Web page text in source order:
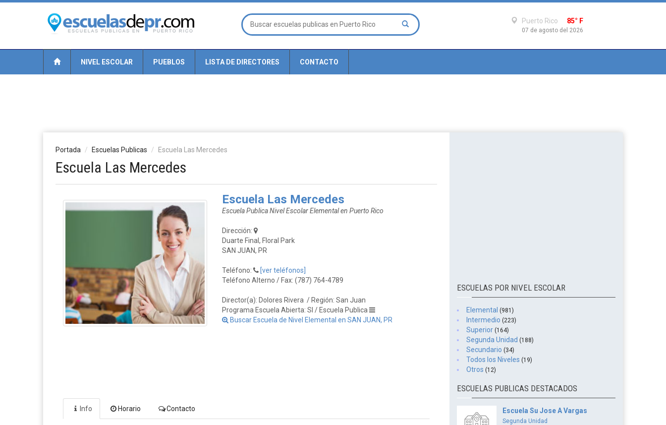
Puerto Rico 85° F
07 de agosto del 2026
NIVEL ESCOLAR PUEBLOS LISTA DE DIRECTORES CONTACTO
Portada Escuelas Publicas Escuela Las Mercedes
Escuela Las Mercedes
Escuela Las Mercedes
Escuela Publica Nivel Escolar Elemental en Puerto Rico
Dirección:
Duarte Final, Floral Park
SAN JUAN, PR
Teléfono:
[ver teléfonos]
Teléfono Alterno / Fax: (787) 764-4789
Director(a): Dolores Rivera / Región: San Juan
Programa Escuela Abierta: SI / Escuela Publica
Buscar Escuela de Nivel Elemental en SAN JUAN, PR
Info Horario Contacto
ESCUELAS POR NIVEL ESCOLAR
Elemental (981)
Intermedio (223)
Superior (164)
Segunda Unidad (188)
Secundario (34)
Todos los Niveles (19)
Otros (12)
ESCUELAS PUBLICAS DESTACADOS
Escuela Su Jose A Vargas
Segunda Unidad